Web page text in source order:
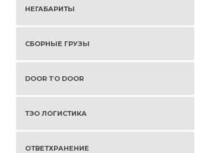
НЕГАБАРИТЫ
СБОРНЫЕ ГРУЗЫ
DOOR TO DOOR
ТЭО ЛОГИСТИКА
ОТВЕТХРАНЕНИЕ